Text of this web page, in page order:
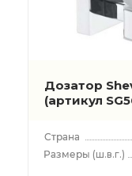
Дозатор
(артикул
(ш.в.г.)